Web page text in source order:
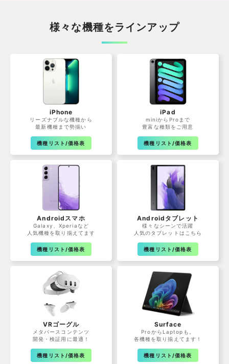
様々な機種をラインアップ
iPhone
リーズナブルな機種から
最新機種まで勢揃い
機種リスト/価格表
iPad
miniからProまで
豊富な種類をご用意
機種リスト/価格表
Androidスマホ
Galaxy、Xperiaなど
人気機種を取り揃えてます
機種リスト/価格表
Androidタブレット
様々なシーンで活躍
人気のタブレットはこちら
機種リスト/価格表
VRゴーグル
メタバースコンテンツ
開発・検証用に最適！
機種リスト/価格表
Surface
ProからLaptopも。
各機種を取り揃えてます！
機種リスト/価格表